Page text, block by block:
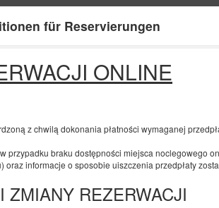
für Reservierungen
ONLINE
z chwilą dokonania płatności wymaganej
przypadku braku dostępności miejsca noclegowego
informacje o sposobie uiszczenia przedpłaty
ZMIANY REZERWACJI
ENDE
Geben Sie Ihre Reservierung an